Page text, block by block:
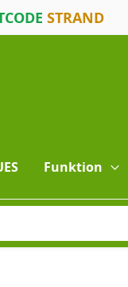
STRAND
Funktion